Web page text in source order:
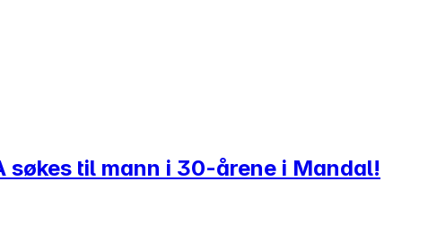
søkes til mann i 30-årene i Mandal!